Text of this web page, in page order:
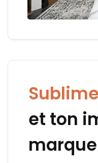
Sublime
et ton
marque